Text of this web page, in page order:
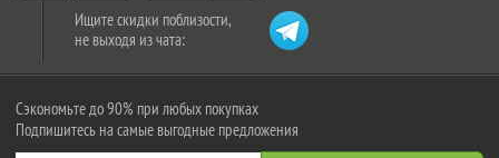
Ищите скидки поблизости,
не выходя из чата:
Сэкономьте до 90% при любых покупках
Подпишитесь на самые выгодные предложения